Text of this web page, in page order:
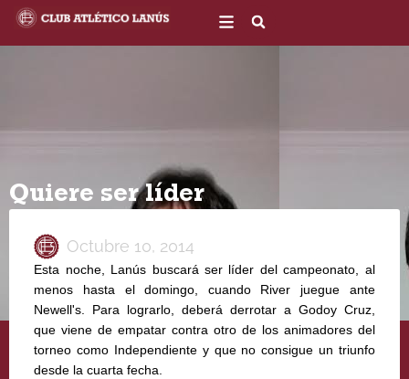
contenido
Quiere ser líder
Octubre 10, 2014
Esta noche, Lanús buscará ser líder del campeonato, al
menos hasta el domingo, cuando River juegue ante
Newell's. Para lograrlo, deberá derrotar a Godoy Cruz,
que viene de empatar contra otro de los animadores del
torneo como Independiente y que no consigue un triunfo
desde la cuarta fecha.